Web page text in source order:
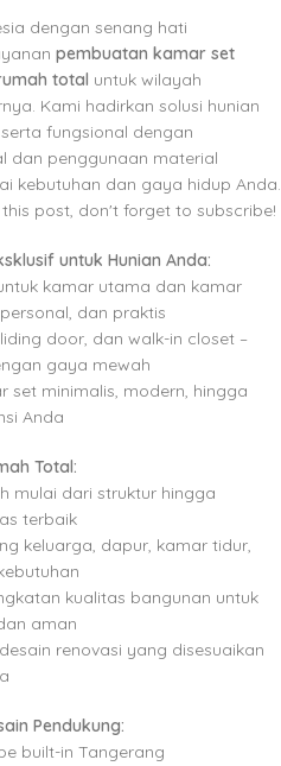
dengan senang hati
pembuatan kamar set
total untuk wilayah
Kami hadirkan solusi hunian
fungsional dengan
dan penggunaan material
kebutuhan dan gaya hidup Anda.
post, don't forget to subscribe!
untuk Hunian Anda:
kamar utama dan kamar
dan praktis
door, dan walk-in closet –
gaya mewah
set minimalis, modern, hingga
Anda
Total:
mulai dari struktur hingga
terbaik
keluarga, dapur, kamar tidur,
kualitas bangunan untuk
aman
renovasi yang disesuaikan
Pendukung:
built-in Tangerang